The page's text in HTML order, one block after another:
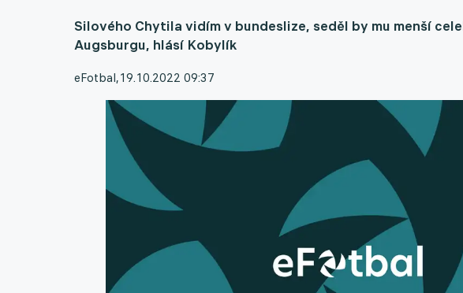
Silového Chytila vidím v bundeslize, seděl by mu menší
Augsburgu, hlásí Kobylík
eFotbal,19.10.2022 09:37